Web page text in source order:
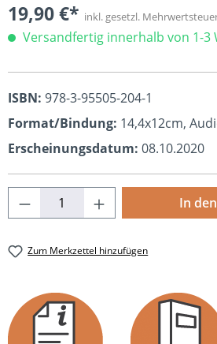
19,90 €* inkl. gesetzl.
Versandfertig innerhalb von 1-3
ISBN: 978-3-95505-204-1
Format/Bindung: 14,4x12cm,
Erscheinungsdatum: 08.10.2020
Produkt Anzahl: GibIn
Zum Merkzettel hinzufügen